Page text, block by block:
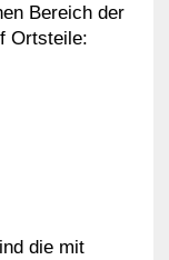
Bereich der
Ortsteile:
die mit